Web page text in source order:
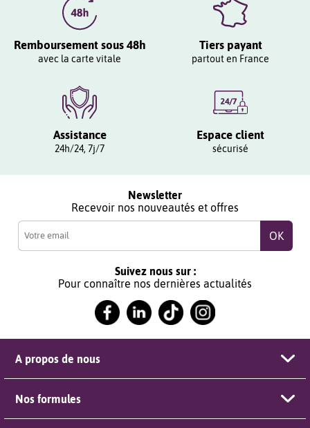
Remboursement sous 48h
avec la carte vitale
Tiers payant
partout en France
Assistance
24h/24, 7j/7
Espace client
sécurisé
Newsletter
Recevoir nos nouveautés et offres
Suivez nous sur :
Pour connaître nos dernières actualités
A propos de nous
Nos formules